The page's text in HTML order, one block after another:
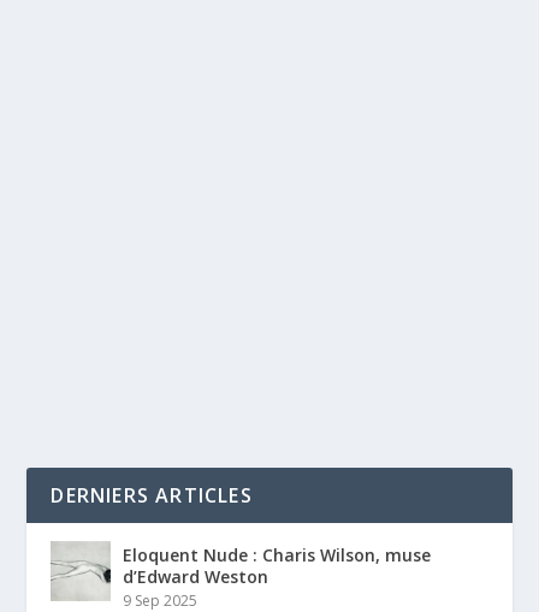
DERNIERS ARTICLES
Eloquent Nude : Charis Wilson, muse
d’Edward Weston
9 Sep 2025